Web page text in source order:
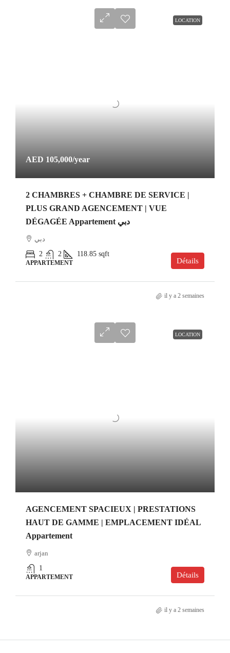
LOCATION
AED 105,000/year
2 CHAMBRES + CHAMBRE DE SERVICE |
PLUS GRAND AGENCEMENT | VUE
DÉGAGÉE Appartement دبي
دبي
2
2 118.85 sqft
APPARTEMENT Détails
il y a 2 semaines
LOCATION
AGENCEMENT SPACIEUX | PRESTATIONS
HAUT DE GAMME | EMPLACEMENT IDÉAL
Appartement
arjan
1
APPARTEMENT Détails
il y a 2 semaines